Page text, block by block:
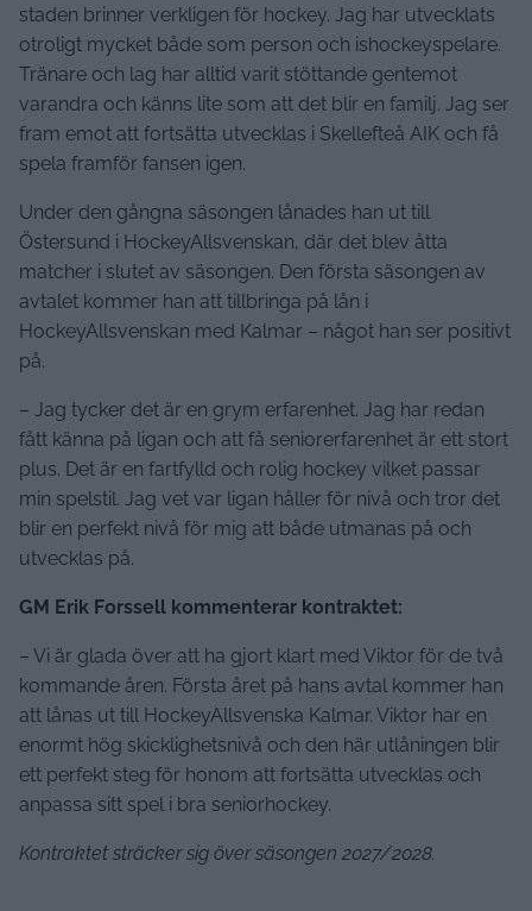
staden brinner verkligen för hockey. Jag har utvecklats
otroligt mycket både som person och ishockeyspelare.
Tränare och lag har alltid varit stöttande gentemot
varandra och känns lite som att det blir en familj. Jag ser
fram emot att fortsätta utvecklas i Skellefteå AIK och få
spela framför fansen igen.
Under den gångna säsongen lånades han ut till
Östersund i HockeyAllsvenskan, där det blev åtta
matcher i slutet av säsongen. Den första säsongen av
avtalet kommer han att tillbringa på lån i
HockeyAllsvenskan med Kalmar – något han ser positivt
på.
– Jag tycker det är en grym erfarenhet. Jag har redan
fått känna på ligan och att få seniorerfarenhet är ett stort
plus. Det är en fartfylld och rolig hockey vilket passar
min spelstil. Jag vet var ligan håller för nivå och tror det
blir en perfekt nivå för mig att både utmanas på och
utvecklas på.
GM Erik Forssell kommenterar kontraktet:
– Vi är glada över att ha gjort klart med Viktor för de två
kommande åren. Första året på hans avtal kommer han
att lånas ut till HockeyAllsvenska Kalmar. Viktor har en
enormt hög skicklighetsnivå och den här utlåningen blir
ett perfekt steg för honom att fortsätta utvecklas och
anpassa sitt spel i bra seniorhockey.
Kontraktet sträcker sig över säsongen 2027/2028.